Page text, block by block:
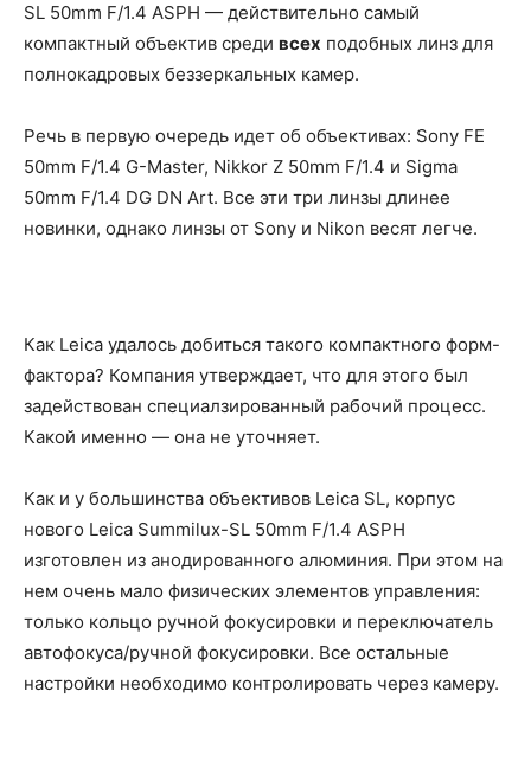
SL 50mm F/1.4 ASPH — действительно самый
компактный объектив среди всех подобных линз для
полнокадровых беззеркальных камер.
Речь в первую очередь идет об объективах: Sony FE
50mm F/1.4 G-Master, Nikkor Z 50mm F/1.4 и Sigma
50mm F/1.4 DG DN Art. Все эти три линзы длинее
новинки, однако линзы от Sony и Nikon весят легче.
Как Leica удалось добиться такого компактного форм-
фактора? Компания утверждает, что для этого был
задействован специалзированный рабочий процесс.
Какой именно — она не уточняет.
Как и у большинства объективов Leica SL, корпус
нового Leica Summilux-SL 50mm F/1.4 ASPH
изготовлен из анодированного алюминия. При этом на
нем очень мало физических элементов управления:
только кольцо ручной фокусировки и переключатель
автофокуса/ручной фокусировки. Все остальные
настройки необходимо контролировать через камеру.